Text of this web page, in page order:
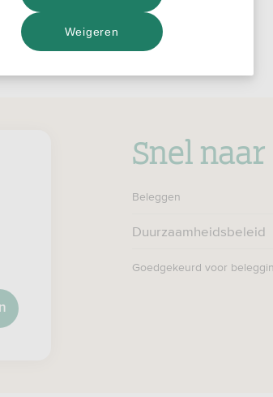
Snel naar
Beleggen
Duurzaamheidsbeleid
Goedgekeurd voor
Weigeren